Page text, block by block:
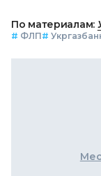
По материалам:
# ФЛП#